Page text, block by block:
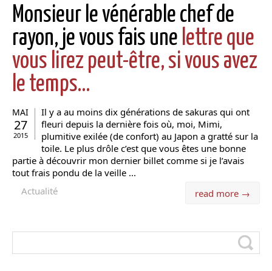
Monsieur le vénérable chef de
rayon, je vous fais une lettre que
vous lirez peut-être, si vous avez
le temps…
MAI
27
2015
Il y a au moins dix générations de sakuras qui ont
fleuri depuis la dernière fois où, moi, Mimi,
plumitive exilée (de confort) au Japon a gratté sur la
toile. Le plus drôle c’est que vous êtes une bonne
partie à découvrir mon dernier billet comme si je l’avais
tout frais pondu de la veille ...
read more →
Actualité